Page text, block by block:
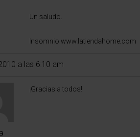
Un saludo.
Insomnio.www.latiendahome.com
a las 6:10 am
¡Gracias a todos!